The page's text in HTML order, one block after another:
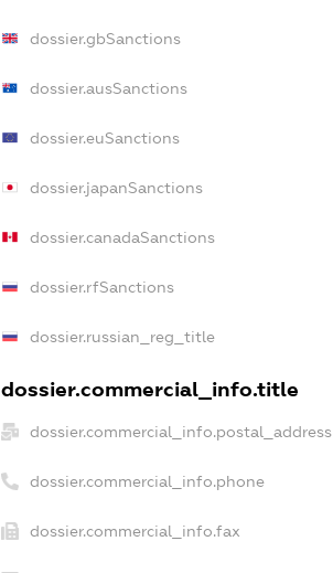
dossier.gbSanctions
dossier.ausSanctions
dossier.euSanctions
dossier.japanSanctions
dossier.canadaSanctions
dossier.rfSanctions
dossier.russian_reg_title
dossier.commercial_info.title
dossier.commercial_info.postal_address
dossier.commercial_info.phone
dossier.commercial_info.fax